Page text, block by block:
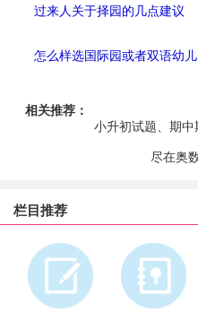
过来人关于择园的几点建议
怎么样选国际园或者双语幼儿
相关推荐：
小升初试题、期
尽在奥
栏目推荐